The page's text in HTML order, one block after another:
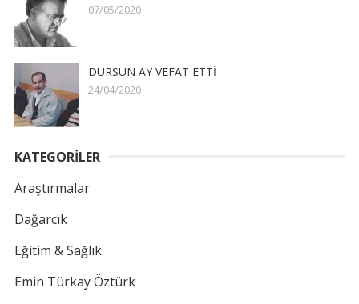
07/05/2020
DURSUN AY VEFAT ETTİ
24/04/2020
KATEGORİLER
Araştırmalar
Dağarcık
Eğitim & Sağlık
Emin Türkay Öztürk